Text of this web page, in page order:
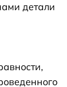
детали